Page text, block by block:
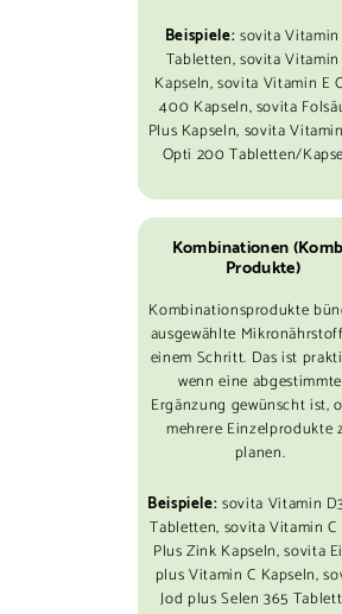
Beispiele:sovita
Tabletten, sovita
Kapseln, sovita Vitamin E
400 Kapseln, sovita
Plus Kapseln, sovita
Opti 200 Tabletten/
Kombinationen
Produkte)
Kombinationsprodukte
ausgewählte
einem Schritt. Das ist
wenn eine abgestimmte
Ergänzung gewünscht ist,
mehrere Einzelprodukte
planen.
Beispiele:sovita Vitamin
Tabletten, sovita Vitamin
Plus Zink Kapseln, sovita
plus Vitamin C Kapseln,
Jod plus Selen 365